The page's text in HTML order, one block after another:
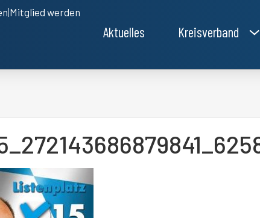
Mitglied werden
Aktuelles Kreisverband